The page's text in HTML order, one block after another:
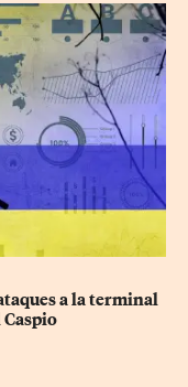
a la terminal